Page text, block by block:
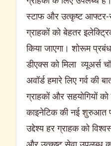
स्टाफ और उत्कृष्ट आफ्टर-
ग्राहकों को बेहतर
किया जाएगा। शोरूम
डीएक्स को मिला व्यूअर्स
अवॉर्ड हमारे लिए गर्व की
ग्राहकों और सहयोगियों को
काइनेटिक की नई शुरुआत
उद्देश्य हर ग्राहक को